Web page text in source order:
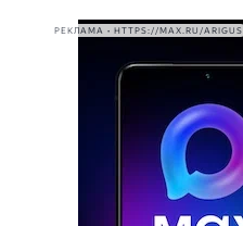
РЕКЛАМА • HTTPS://MAX.RU/ARIGUS